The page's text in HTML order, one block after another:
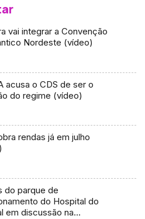
vai integrar a Convenção
Nordeste (vídeo)
acusa o CDS de ser o
do regime (vídeo)
rendas já em julho
do parque de
do Hospital do
em discussão na